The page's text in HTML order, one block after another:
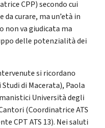
CPP) secondo cui
da curare, ma un’età in
non va giudicata ma
delle potenzialità dei
si ricordano
di Macerata), Paola
Università degli
(Coordinatrice ATS
CPT ATS 13). Nei saluti